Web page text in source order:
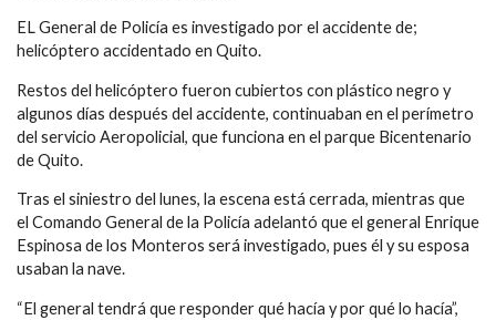
EL General de Policía es investigado por el accidente de;
helicóptero accidentado en Quito.
Restos del helicóptero fueron cubiertos con plástico negro y
algunos días después del accidente, continuaban en el perímetro
del servicio Aeropolicial, que funciona en el parque Bicentenario
de Quito.
Tras el siniestro del lunes, la escena está cerrada, mientras que
el Comando General de la Policía adelantó que el general Enrique
Espinosa de los Monteros será investigado, pues él y su esposa
usaban la nave.
“El general tendrá que responder qué hacía y por qué lo hacía”,